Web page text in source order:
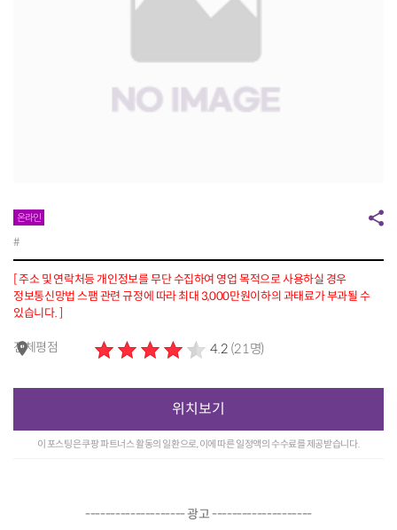
온라인
#
[ 주소 및 연락처등 개인정보를 무단 수집하여 영업 목적으로 사용하실 경우
정보통신망법 스팸 관련 규정에 따라 최대 3,000만원이하의 과태료가 부과될 수
있습니다. ]
전체평점 4.2 (21명)
위치보기
이 포스팅은 쿠팡 파트너스 활동의 일환으로, 이에 따른 일정액의 수수료를 제공받습니다.
-------------------- 광고 --------------------